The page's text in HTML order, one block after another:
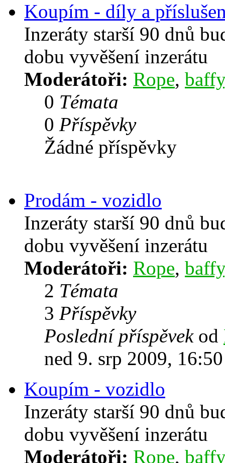
Koupím - díly a
Inzeráty starší 90 dnů
dobu vyvěšení inzerátu
Moderátoři: Rope, baffy
0 Témata
0 Příspěvky
Žádné příspěvky
Prodám - vozidlo
Inzeráty starší 90 dnů
dobu vyvěšení inzerátu
Moderátoři: Rope, baffy
2 Témata
3 Příspěvky
Poslední příspěvekod
ned 9. srp 2009, 16:50
Koupím - vozidlo
Inzeráty starší 90 dnů
dobu vyvěšení inzerátu
Moderátoři: Rope, baffy